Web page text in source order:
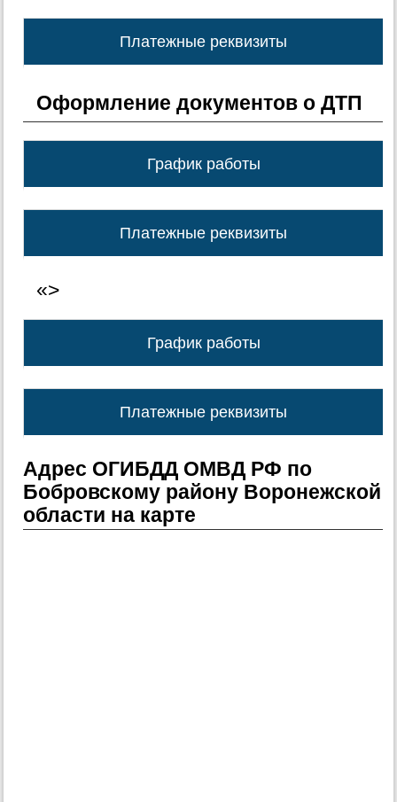
Платежные реквизиты
Оформление документов о ДТП
График работы
Платежные реквизиты
«>
График работы
Платежные реквизиты
Адрес ОГИБДД ОМВД РФ по
Бобровскому району Воронежской
области на карте